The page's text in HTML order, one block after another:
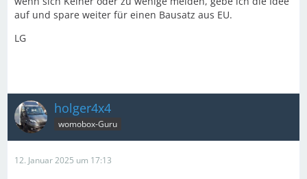
auf und spare weiter für einen Bausatz aus EU.
LG
holger4x4
womobox-Guru
12. Januar 2025 um 17:13